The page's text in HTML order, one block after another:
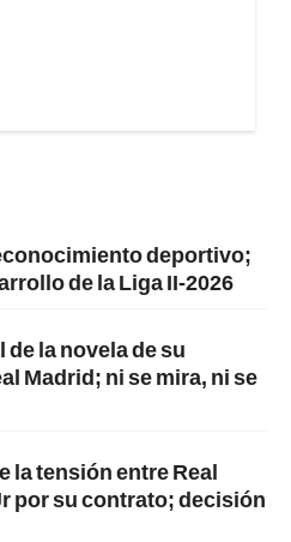
deportivo;
de la Liga II-2026
la novela de su
Madrid; ni se mira, ni se
la tensión entre Real
por su contrato; decisión